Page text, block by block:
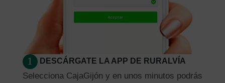
DESCÁRGATE LA APP DE RURALVÍA
Selecciona CajaGijón y en unos minutos podrás